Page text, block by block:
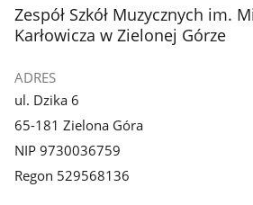
stopka
Zespół Szkół Muzycznych im.
Karłowicza w Zielonej Górze
ADRES
ul. Dzika 6
65-181 Zielona Góra
NIP 9730036759
Regon 529568136